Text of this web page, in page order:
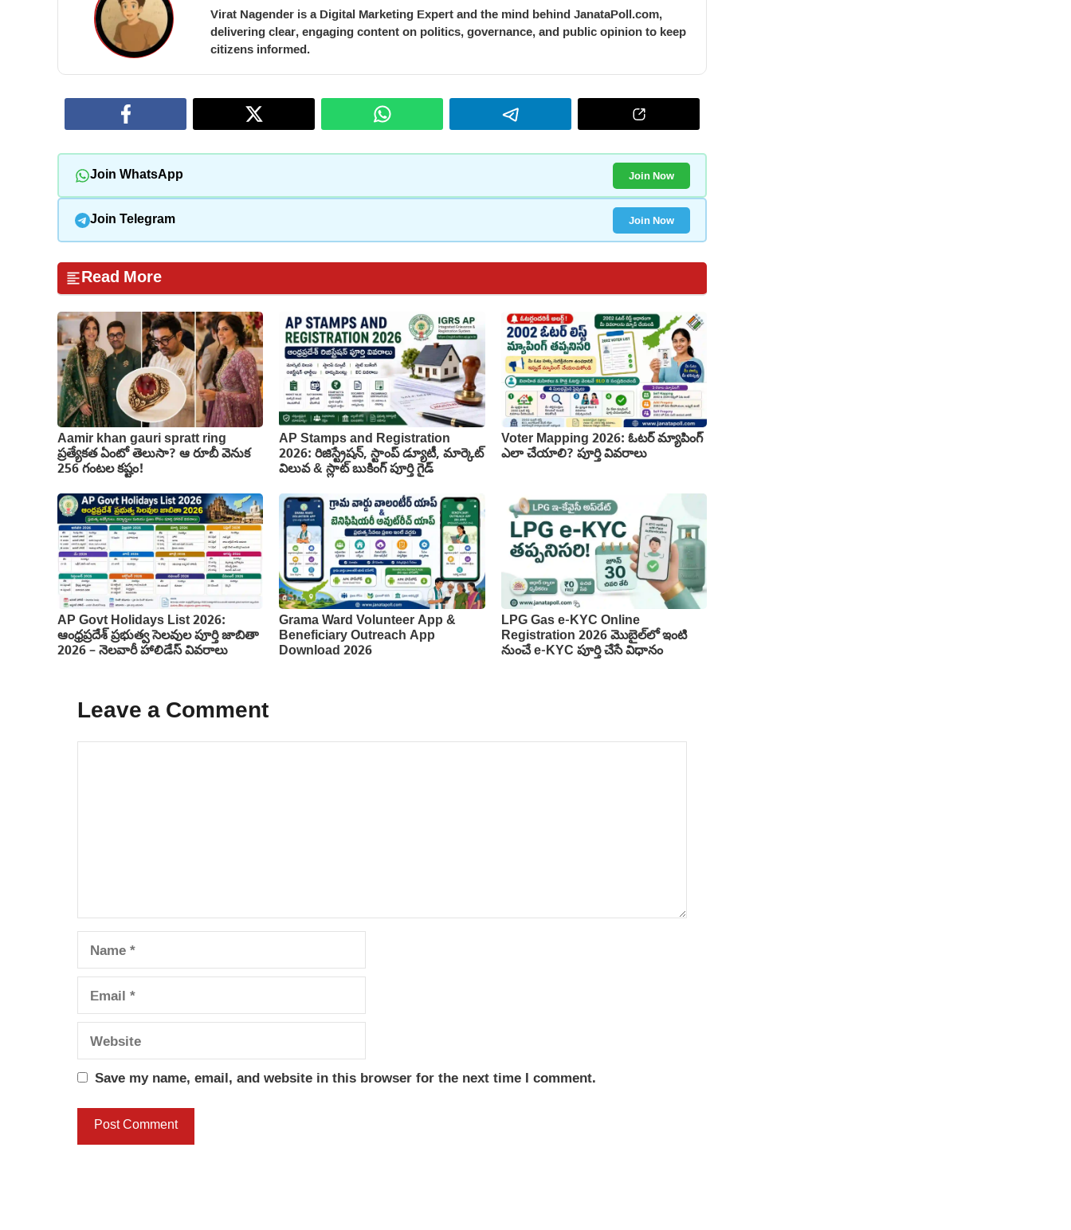
Virat Nagender is a Digital Marketing Expert and the mind behind JanataPoll.com,
delivering clear, engaging content on politics, governance, and public opinion to keep
citizens informed.
Join WhatsApp Join Now
Join Telegram Join Now
Read More
Aamir khan gauri spratt ring
ప్రత్యేకత ఏంటో తెలుసా? ఆ రూబీ వెనుక
256 గంటల కష్టం!
AP Stamps and Registration
2026: రిజిస్ట్రేషన్, స్టాంప్ డ్యూటీ, మార్కెట్
విలువ & స్లాట్ బుకింగ్ పూర్తి గైడ్
Voter Mapping 2026: ఓటర్ మ్యాపింగ్
ఎలా చేయాలి? పూర్తి వివరాలు
AP Govt Holidays List 2026:
ఆంధ్రప్రదేశ్ ప్రభుత్వ సెలవుల పూర్తి జాబితా
2026 – నెలవారీ హాలిడేస్ వివరాలు
Grama Ward Volunteer App &
Beneficiary Outreach App
Download 2026
LPG Gas e-KYC Online
Registration 2026 మొబైల్‌లో ఇంటి
నుంచే e-KYC పూర్తి చేసే విధానం
Leave a Comment
Comment
Name
Email
Website
Save my name, email, and website in this browser for the next time I comment.